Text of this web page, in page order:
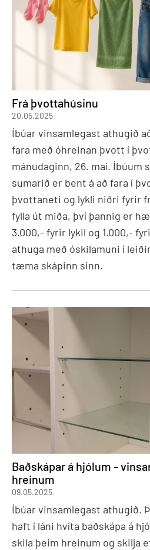
Frá þvottahúsinu
20.05.2025
Íbúar vinsamlegast athugið
fara með óhreinan þvott í
mánudaginn, 26. maí. Íbúum
sumarið er bent á að fara í
þvottaneti og lykli niðri fyrir
fylla út miða, því þannig er
3.000,- fyrir lykil og 1.000,-
athuga með óskilamuni í
tæma skápinn sinn.
Baðskápar á hjólum -
hreinum
09.05.2025
Íbúar vinsamlegast athugið.
haft í láni hvíta baðskápa á
skila þeim hreinum og skilja